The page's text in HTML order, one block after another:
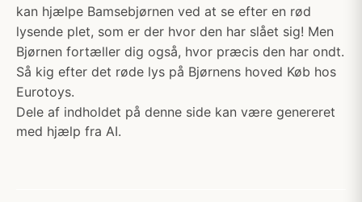
kan hjælpe Bamsebjørnen ved at se efter en rød
lysende plet, som er der hvor den har slået sig! Men
Bjørnen fortæller dig også, hvor præcis den har ondt.
Så kig efter det røde lys på Bjørnens hoved Køb hos
Eurotoys.
Dele af indholdet på denne side kan være genereret
med hjælp fra AI.